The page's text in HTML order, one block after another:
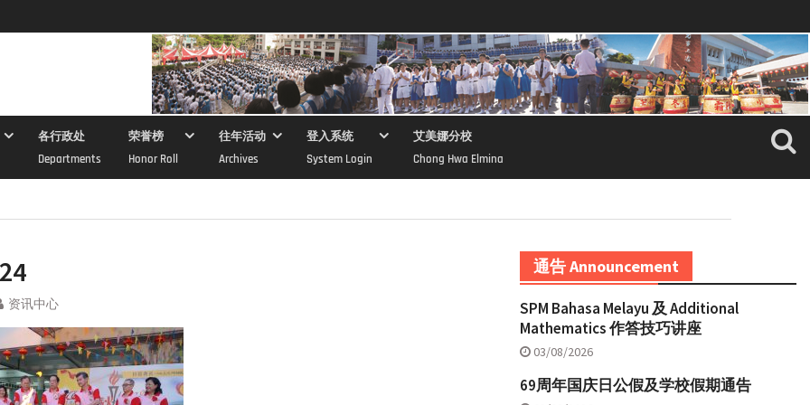
各行政处
Departments
荣誉榜
Honor Roll
往年活动
Archives
登入系统
System Login
艾美娜分校
Chong Hwa Elmina
资讯中心
通告 Announcement
SPM Bahasa Melayu 及 Additional
Mathematics 作答技巧讲座
03/08/2026
69周年国庆日公假及学校假期通告